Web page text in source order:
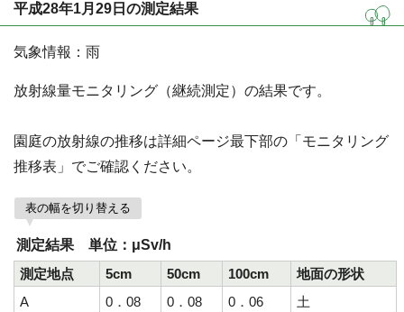
平成28年1月29日の測定結果
気象情報：雨
放射線量モニタリング（継続測定）の結果です。
園庭の放射線の推移は詳細ページ最下部の「モニタリング
推移表」でご確認ください。
表の幅を切り替える
測定結果 単位：μSv/h
測定地点
5cm 50cm 100cm
地面の形状
A
0．08 0．08 0．06
土